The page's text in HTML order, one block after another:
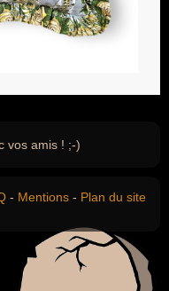
vos amis ! ;-)
- Mentions - Plan du site